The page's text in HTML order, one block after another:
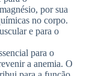
por sua
no corpo.
e para o
para o
a anemia. O